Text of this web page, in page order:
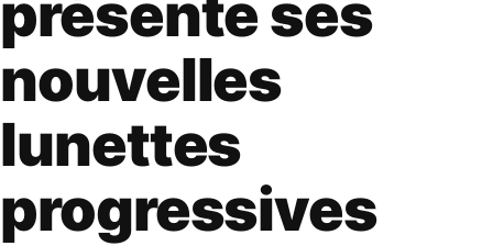
présente ses
nouvelles
lunettes
progressives